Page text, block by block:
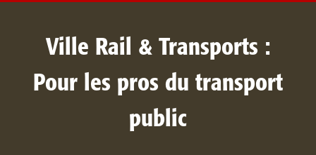
Ville Rail & Transports :
Pour les pros du transport
public